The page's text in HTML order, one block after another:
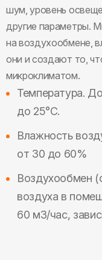
шум, уровень
другие параметры.
на воздухообмене,
они и создают то,
микроклиматом.
Температура.
до 25°С.
Влажность
от 30 до 60%
Воздухообмен
воздуха в
60 м3/час,